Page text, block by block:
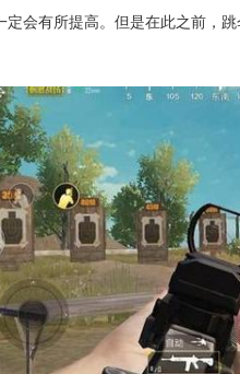
定会有所提高。但是在此之前，